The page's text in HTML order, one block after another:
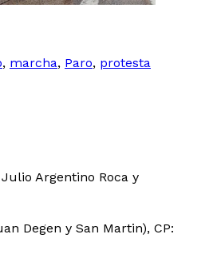
, marcha, Paro, protesta
Argentino Roca y
Degen y San Martin), CP: